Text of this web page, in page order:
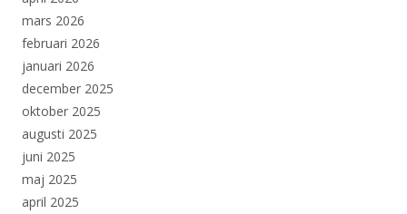
mars 2026
februari 2026
januari 2026
december 2025
oktober 2025
augusti 2025
juni 2025
maj 2025
april 2025